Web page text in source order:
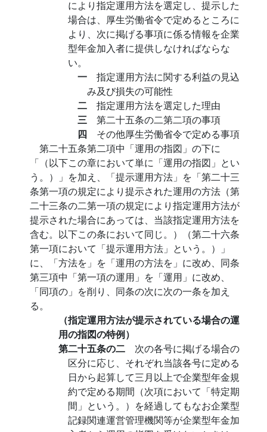
により指定運用方法を選定し、提示した
場合は、厚生労働省令で定めるところに
より、次に掲げる事項に係る情報を企業
型年金加入者に提供しなければならな
い。
一 指定運用方法に関する利益の見込
み及び損失の可能性
二 指定運用方法を選定した理由
三 第二十五条の二第二項の事項
四 その他厚生労働省令で定める事項
第二十五条第二項中「運用の指図」の下に
「（以下この章において単に「運用の指図」とい
う。）」を加え、「提示運用方法」を「第二十三
条第一項の規定により提示された運用の方法（第
二十三条の二第一項の規定により指定運用方法が
提示された場合にあっては、当該指定運用方法を
含む。以下この条において同じ。）（第二十六条
第一項において「提示運用方法」という。）」
に、「方法を」を「運用の方法を」に改め、同条
第三項中「第一項の運用」を「運用」に改め、
「同項の」を削り、同条の次に次の一条を加え
る。
（指定運用方法が提示されている場合の運
用の指図の特例）
第二十五条の二 次の各号に掲げる場合の
区分に応じ、それぞれ当該各号に定める
日から起算して三月以上で企業型年金規
約で定める期間（次項において「特定期
間」という。）を経過してもなお企業型
記録関連運営管理機関等が企業型年金加